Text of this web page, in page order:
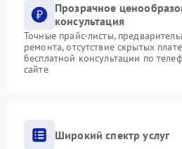
Прозрачное
консультация
Точные прайс-листы,
ремонта, отсутствие скрытых
бесплатной консультации по
сайте
Широкий спектр услуг